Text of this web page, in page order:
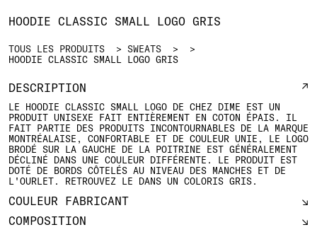
TOUS LES PRODUITS
SWEATS
HOODIE CLASSIC SMALL LOGO GRIS
HOODIE CLASSIC SMALL LOGO GRIS
DESCRIPTION
LE HOODIE CLASSIC SMALL LOGO DE CHEZ DIME EST UN
PRODUIT UNISEXE FAIT ENTIÈREMENT EN COTON ÉPAIS. IL
FAIT PARTIE DES PRODUITS INCONTOURNABLES DE LA MARQUE
MONTRÉALAISE, CONFORTABLE ET DE COULEUR UNIE, LE LOGO
BRODÉ SUR LA GAUCHE DE LA POITRINE EST GÉNÉRALEMENT
DÉCLINÉ DANS UNE COULEUR DIFFÉRENTE. LE PRODUIT EST
DOTÉ DE BORDS CÔTELÉS AU NIVEAU DES MANCHES ET DE
L'OURLET. RETROUVEZ LE DANS UN COLORIS GRIS.
COULEUR FABRICANT
COMPOSITION